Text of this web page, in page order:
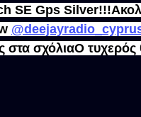
SE Gps
στα σχόλιαΟ τυχερός